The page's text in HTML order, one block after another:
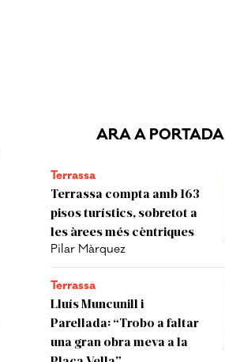
ARA A PORTADA
Terrassa
Terrassa compta amb 163
pisos turístics, sobretot a
les àrees més cèntriques
Pilar Màrquez
Terrassa
Lluís Muncunill i
Parellada: “Trobo a faltar
una gran obra meva a la